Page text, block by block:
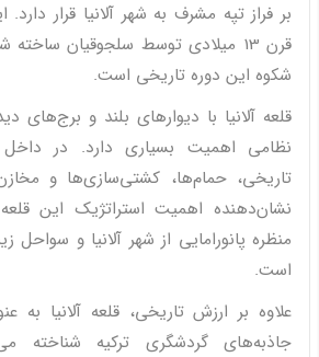
بر فراز تپه مشرف به شهر آلانیا قرار
قرن 13 میلادی توسط سلجوقیان
شکوه این دوره تاریخی است.
قلعه آلانیا با دیوارهای بلند و برج‌های
نظامی اهمیت بسیاری دارد. در داخل
تاریخی، حمام‌ها، کشتی‌سازی‌ها و
نشان‌دهنده اهمیت استراتژیک این
منظره پانورامایی از شهر آلانیا و سواحل
است.
علاوه بر ارزش تاریخی، قلعه آلانیا به
جاذبه‌های گردشگری ترکیه شناخته